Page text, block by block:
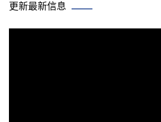
更新最新信息